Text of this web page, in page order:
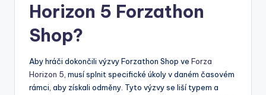
Horizon 5 Forzathon
Shop?
Aby hráči dokončili výzvy Forzathon Shop ve Forza
Horizon 5 , musí splnit specifické úkoly v daném časovém
rámci, aby získali odměny. Tyto výzvy se liší typem a